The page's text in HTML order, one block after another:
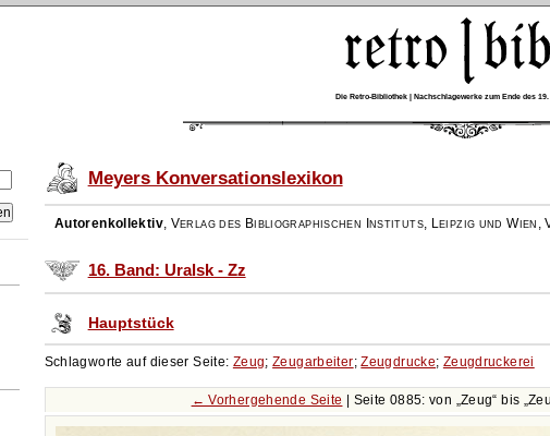
Die Retro-Bibliothek | Nachschlagewerke zum Ende des
Meyers Konversationslexikon
Autorenkollektiv, Verlag des Bibliographischen Instituts, Leipzig und Wien ,
16. Band: Uralsk - Zz
Hauptstück
Schlagworte auf dieser Seite: Zeug;Zeugarbeiter;Zeugdrucke; Zeugdruckerei
← Vorhergehende Seite | Seite 0885: von Zeug bis